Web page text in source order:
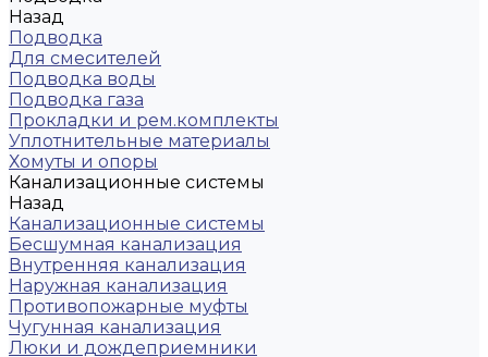
Назад
Подводка
Для смесителей
Подводка воды
Подводка газа
Прокладки и рем.комплекты
Уплотнительные материалы
Хомуты и опоры
Канализационные системы
Назад
Канализационные системы
Бесшумная канализация
Внутренняя канализация
Наружная канализация
Противопожарные муфты
Чугунная канализация
Люки и дождеприемники